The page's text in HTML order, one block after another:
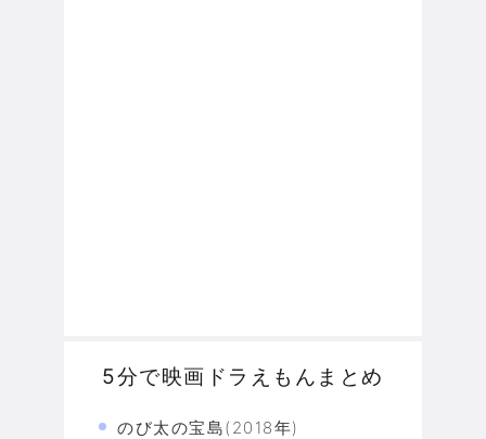
5分で映画ドラえもんまとめ
のび太の宝島(2018年)